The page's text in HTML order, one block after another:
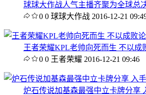
球球大作战人气主播齐聚为全球总
0 0 球球大作战 2016-12-21
王者荣耀KPL老帅向死而生 不以成
0 0 王者荣耀 2016-12-21 09:46
炉石传说加基森最强中立卡牌分享